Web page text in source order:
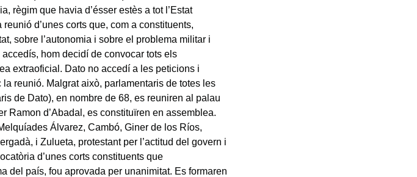
règim que havia d’ésser estès a tot l’Estat
d’unes corts que, com a constituents,
sobre l’autonomia i sobre el problema militar i
hom decidí de convocar tots els
extraoficial. Dato no accedí a les peticions i
reunió. Malgrat això, parlamentaris de totes les
de Dato), en nombre de 68, es reuniren al palau
Ramon d’Abadal, es constituïren en assemblea.
Álvarez, Cambó, Giner de los Ríos,
i Zulueta, protestant per l’actitud del govern i
d’unes corts constituents que
del país, fou aprovada per unanimitat. Es formaren